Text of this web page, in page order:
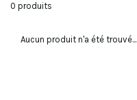
0 produits
Aucun produit n'a été trouvé...